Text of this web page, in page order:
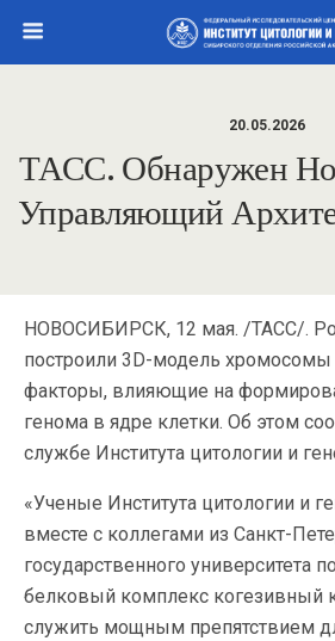
20.05.2026
ТАСС. Обнаружен
Управляющий
НОВОСИБИРСК, 12 мая. /ТАСС/.
построили 3D-модель
факторы, влияющие на
генома в ядре клетки. Об этом
службе Института цитологии и
«Ученые Института цитологии и
вместе с коллегами из Санкт-
государственного университета
белковый комплекс когезивный
служить мощным препятствием